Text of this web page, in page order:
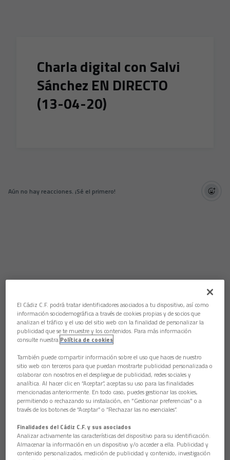
Charla digital con Salvi
Sánchez EN DIRECTO
(13-04-20)
Aún no hay reacciones. ¡Sé el primero!
El Cádiz C.F. podrá tratar identificadores asociados a tu dispositivo, así como
información sociodemográfica a través de cookies propias y de socios que
analizan el tráfico y el uso del sitio web con la finalidad de personalizar la
publicidad que se te muestre y los contenidos. Para más información
consulte nuestra Política de cookies
También puede compartir información sobre el uso que haces de nuestro
sitio web con terceros para que puedan mostrarte publicidad personalizada o
colaborar con nosotros en el despliegue de publicidad, redes sociales y
analítica. Al hacer clic en “Aceptar”, aceptas su uso para las finalidades
mencionadas anteriormente. En todo caso, puedes gestionar las cookies,
permitiendo o rechazando su instalación, en "Gestionar preferencias" o a
través de los botones de “Aceptar” o “Rechazar las no esenciales”.
Finalidades del Cádiz C.F. y sus asociados
Analizar activamente las características del dispositivo para su identificación.
Almacenar la información en un dispositivo y/o acceder a ella. Publicidad y
contenido personalizados, medición de publicidad y contenido, investigación